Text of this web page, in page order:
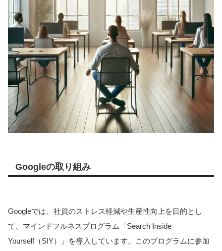
Googleの取り組み
Googleでは、社員のストレス軽減や生産性向上を目的とし
て、マインドフルネスプログラム「Search Inside
Yourself（SIY）」を導入しています。このプログラムに参加